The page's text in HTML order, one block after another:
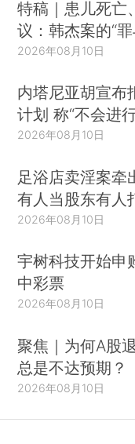
特稿｜患儿死亡
议：韩杰案的“
2026年08月10日
内塔尼亚胡宣布
计划 称“不会进
2026年08月10日
足浴店卖淫案牵
有人当股东有人
2026年08月10日
宇树科技开始申
中彩票
2026年08月10日
聚焦｜为何A股
总是不达预期？
2026年08月10日